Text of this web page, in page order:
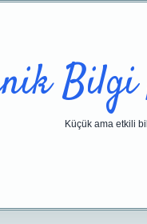
Bilgi
Küçük ama etkili